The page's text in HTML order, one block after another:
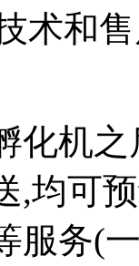
术和
化机
,均可
服务(